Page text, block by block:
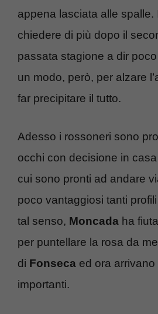
appena lasciata alle spalle.
chiedere di più dopo il
passata stagione a dir
un modo, però, per alzare
far precipitare il tutto.
Adesso i rossoneri sono
occhi con decisione in casa
cui sono pronti ad andare
poco vantaggiosi tanti
tal senso, Moncada ha
per puntellare la rosa da
di Fonseca ed ora arrivano
importanti.